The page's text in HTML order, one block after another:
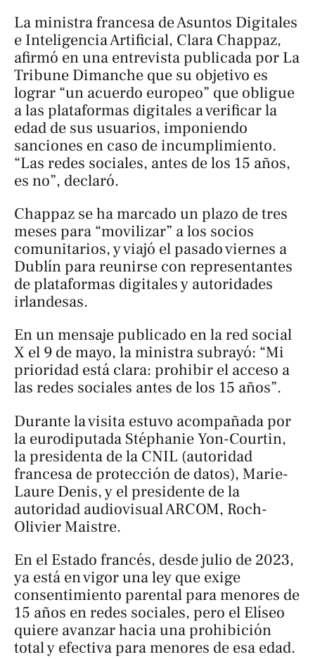
La ministra francesa de Asuntos Digitales
e Inteligencia Artificial, Clara Chappaz,
afirmó en una entrevista publicada por La
Tribune Dimanche que su objetivo es
lograr “un acuerdo europeo” que obligue
a las plataformas digitales a verificar la
edad de sus usuarios, imponiendo
sanciones en caso de incumplimiento.
“Las redes sociales, antes de los 15 años,
es no”, declaró.
Chappaz se ha marcado un plazo de tres
meses para “movilizar” a los socios
comunitarios, y viajó el pasado viernes a
Dublín para reunirse con representantes
de plataformas digitales y autoridades
irlandesas.
En un mensaje publicado en la red social
X el 9 de mayo, la ministra subrayó: “Mi
prioridad está clara: prohibir el acceso a
las redes sociales antes de los 15 años”.
Durante la visita estuvo acompañada por
la eurodiputada Stéphanie Yon-Courtin,
la presidenta de la CNIL (autoridad
francesa de protección de datos), Marie-
Laure Denis, y el presidente de la
autoridad audiovisual ARCOM, Roch-
Olivier Maistre.
En el Estado francés, desde julio de 2023,
ya está en vigor una ley que exige
consentimiento parental para menores de
15 años en redes sociales, pero el Elíseo
quiere avanzar hacia una prohibición
total y efectiva para menores de esa edad.